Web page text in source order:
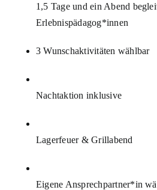
1,5 Tage und ein Abend
Erlebnispädagog*innen
3 Wunschaktivitäten wählbar
Nachtaktion inklusive
Lagerfeuer & Grillabend
Eigene Ansprechpartner*in